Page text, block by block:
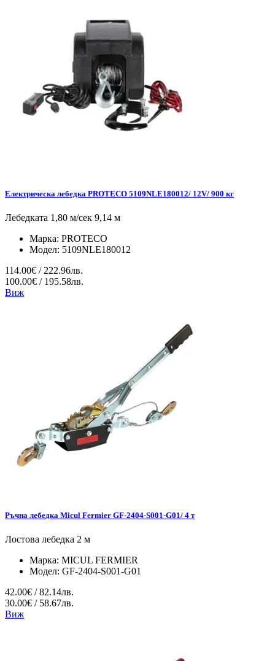
Електрическа лебедка PROTECO 5109NLE180012/ 12V/ 900 кг
Лебедката 1,80 м/сек 9,14 м
Марка: PROTECO
Модел: 5109NLE180012
114.00€ / 222.96лв.
100.00€ / 195.58лв.
Виж
Ръчна лебедка Micul Fermier GF-2404-S001-G01/ 4 т
Лостова лебедка 2 м
Марка: MICUL FERMIER
Модел: GF-2404-S001-G01
42.00€ / 82.14лв.
30.00€ / 58.67лв.
Виж